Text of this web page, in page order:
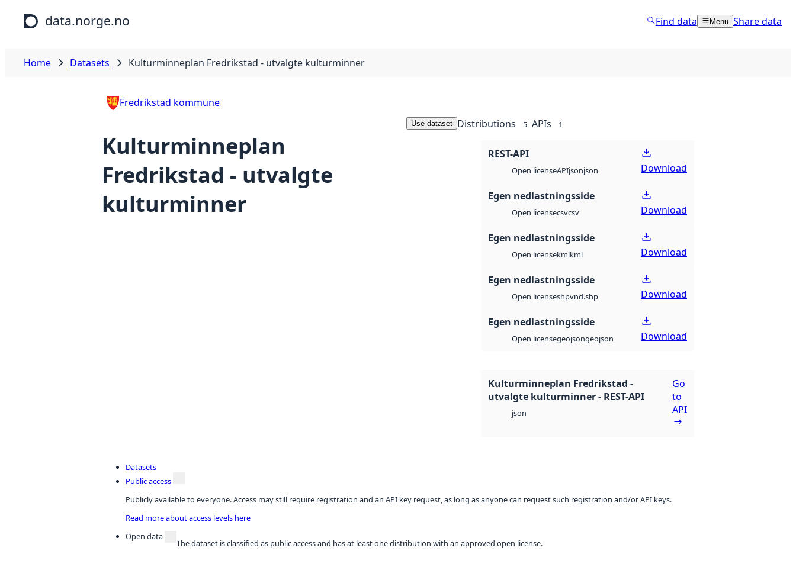
Skip to main content
data.norge.no Find data Menu Share data
Home Datasets Kulturminneplan Fredrikstad - utvalgte kulturminner
Fredrikstad kommune
Kulturminneplan
Fredrikstad - utvalgte
kulturminner
Use dataset Distributions 5 APIs 1
REST-API
Open licenseAPIjsonjson Download
Egen nedlastningsside
Open licensecsvcsv Download
Egen nedlastningsside
Open licensekmlkml Download
Egen nedlastningsside
Open licenseshpvnd.shp Download
Egen nedlastningsside
Open licensegeojsongeojson Download
Kulturminneplan Fredrikstad -
utvalgte kulturminner - REST-API
json
Go
to
API
Datasets
Public access
Publicly available to everyone. Access may still require registration and an API key request, as long as anyone can request such registration and/or API keys.
Read more about access levels here
Open data
The dataset is classified as public access and has at least one distribution with an approved open license.